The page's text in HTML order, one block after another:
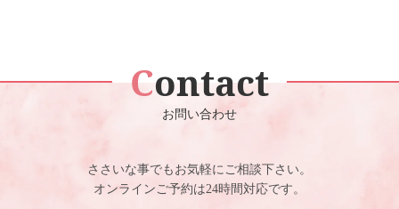
Contact
お問い合わせ
ささいな事でもお気軽にご相談下さい。
オンラインご予約は24時間対応です。